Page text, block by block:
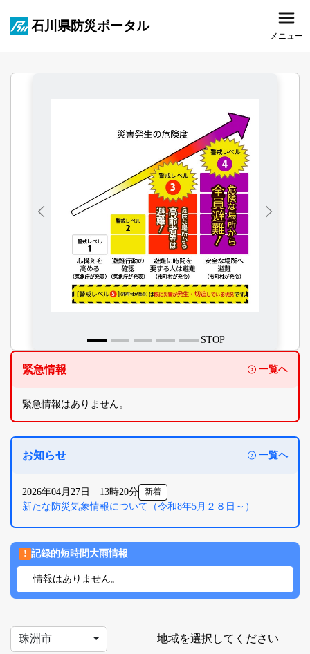
石川県防災ポータル
メニュー
STOP
緊急情報 一覧ヘ
緊急情報はありません。
お知らせ 一覧ヘ
2026年04月27日 13時20分 新着
新たな防災気象情報について（令和8年5月２８日～）
! 記録的短時間大雨情報
情報はありません。
珠洲市 地域を選択してください